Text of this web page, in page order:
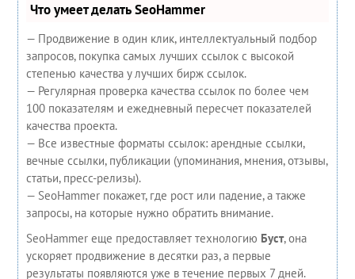
Что умеет делать SeoHammer
— Продвижение в один клик, интеллектуальный подбор
запросов, покупка самых лучших ссылок с высокой
степенью качества у лучших бирж ссылок.
— Регулярная проверка качества ссылок по более чем
100 показателям и ежедневный пересчет показателей
качества проекта.
— Все известные форматы ссылок: арендные ссылки,
вечные ссылки, публикации (упоминания, мнения, отзывы,
статьи, пресс-релизы).
— SeoHammer покажет, где рост или падение, а также
запросы, на которые нужно обратить внимание.
SeoHammer еще предоставляет технологию Буст, она
ускоряет продвижение в десятки раз, а первые
результаты появляются уже в течение первых 7 дней.